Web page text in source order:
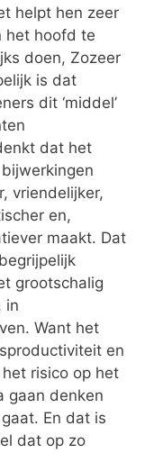
helpt hen zeer
het hoofd te
doen, Zozeer
is dat
dit ‘middel’
dat het
vriendelijker,
en,
maakt. Dat
grootschalig
in
Want het
en
risico op het
gaan denken
En dat is
dat op zo